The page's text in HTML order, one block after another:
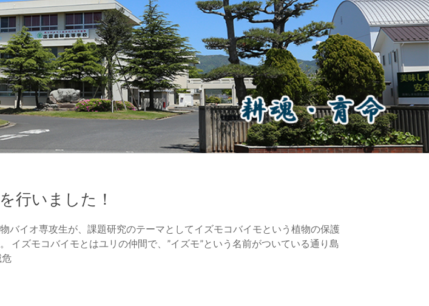
行いました！
バイオ専攻生が、課題研究のテーマとしてイズモコバイモという植物の保護
イズモコバイモとはユリの仲間で、”イズモ”という名前がついている通り島